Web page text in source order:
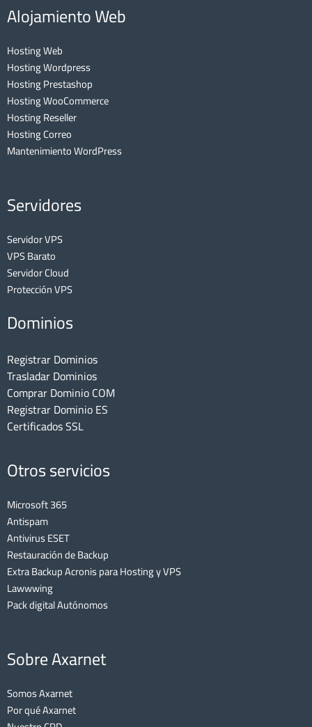
Alojamiento Web
Hosting Web
Hosting Wordpress
Hosting Prestashop
Hosting WooCommerce
Hosting Reseller
Hosting Correo
Mantenimiento WordPress
Servidores
Servidor VPS
VPS Barato
Servidor Cloud
Protección VPS
Dominios
Registrar Dominios
Trasladar Dominios
Comprar Dominio COM
Registrar Dominio ES
Certificados SSL
Otros servicios
Microsoft 365
Antispam
Antivirus ESET
Restauración de Backup
Extra Backup Acronis para Hosting y VPS
Lawwwing
Pack digital Autónomos
Sobre Axarnet
Somos Axarnet
Por qué Axarnet